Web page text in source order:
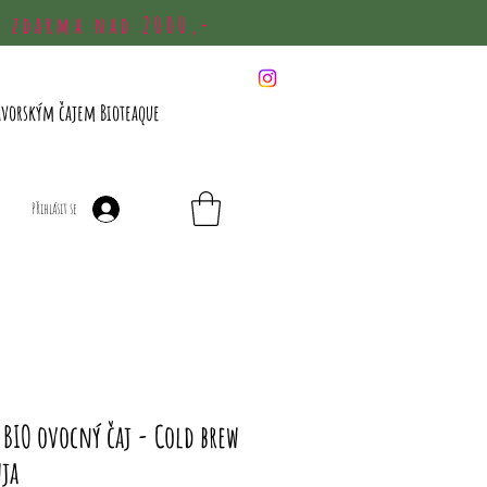
zdarma nad 2000,-
čajem Bioteaque
Přihlásit se
| BIO ovocný čaj - Cold brew